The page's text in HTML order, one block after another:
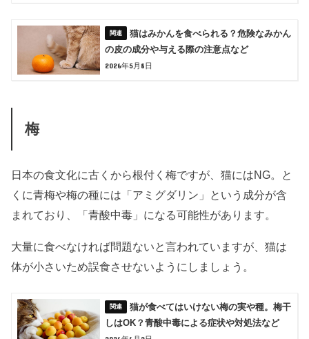
猫はみかんを食べられる？危険なみかん
の皮の成分や与える際の注意点など
2026年5月8日
梅
日本の食文化に古くから根付く梅ですが、猫にはNG。と
くに青梅や梅の種には「アミグダリン」という成分が含
まれており、「青酸中毒」になる可能性があります。
大量に食べなければ問題ないと言われていますが、猫は
体が小さいため誤食させないようにしましょう。
猫が食べてはいけない梅の実や種。梅干
しはOK？青酸中毒による症状や対処法など